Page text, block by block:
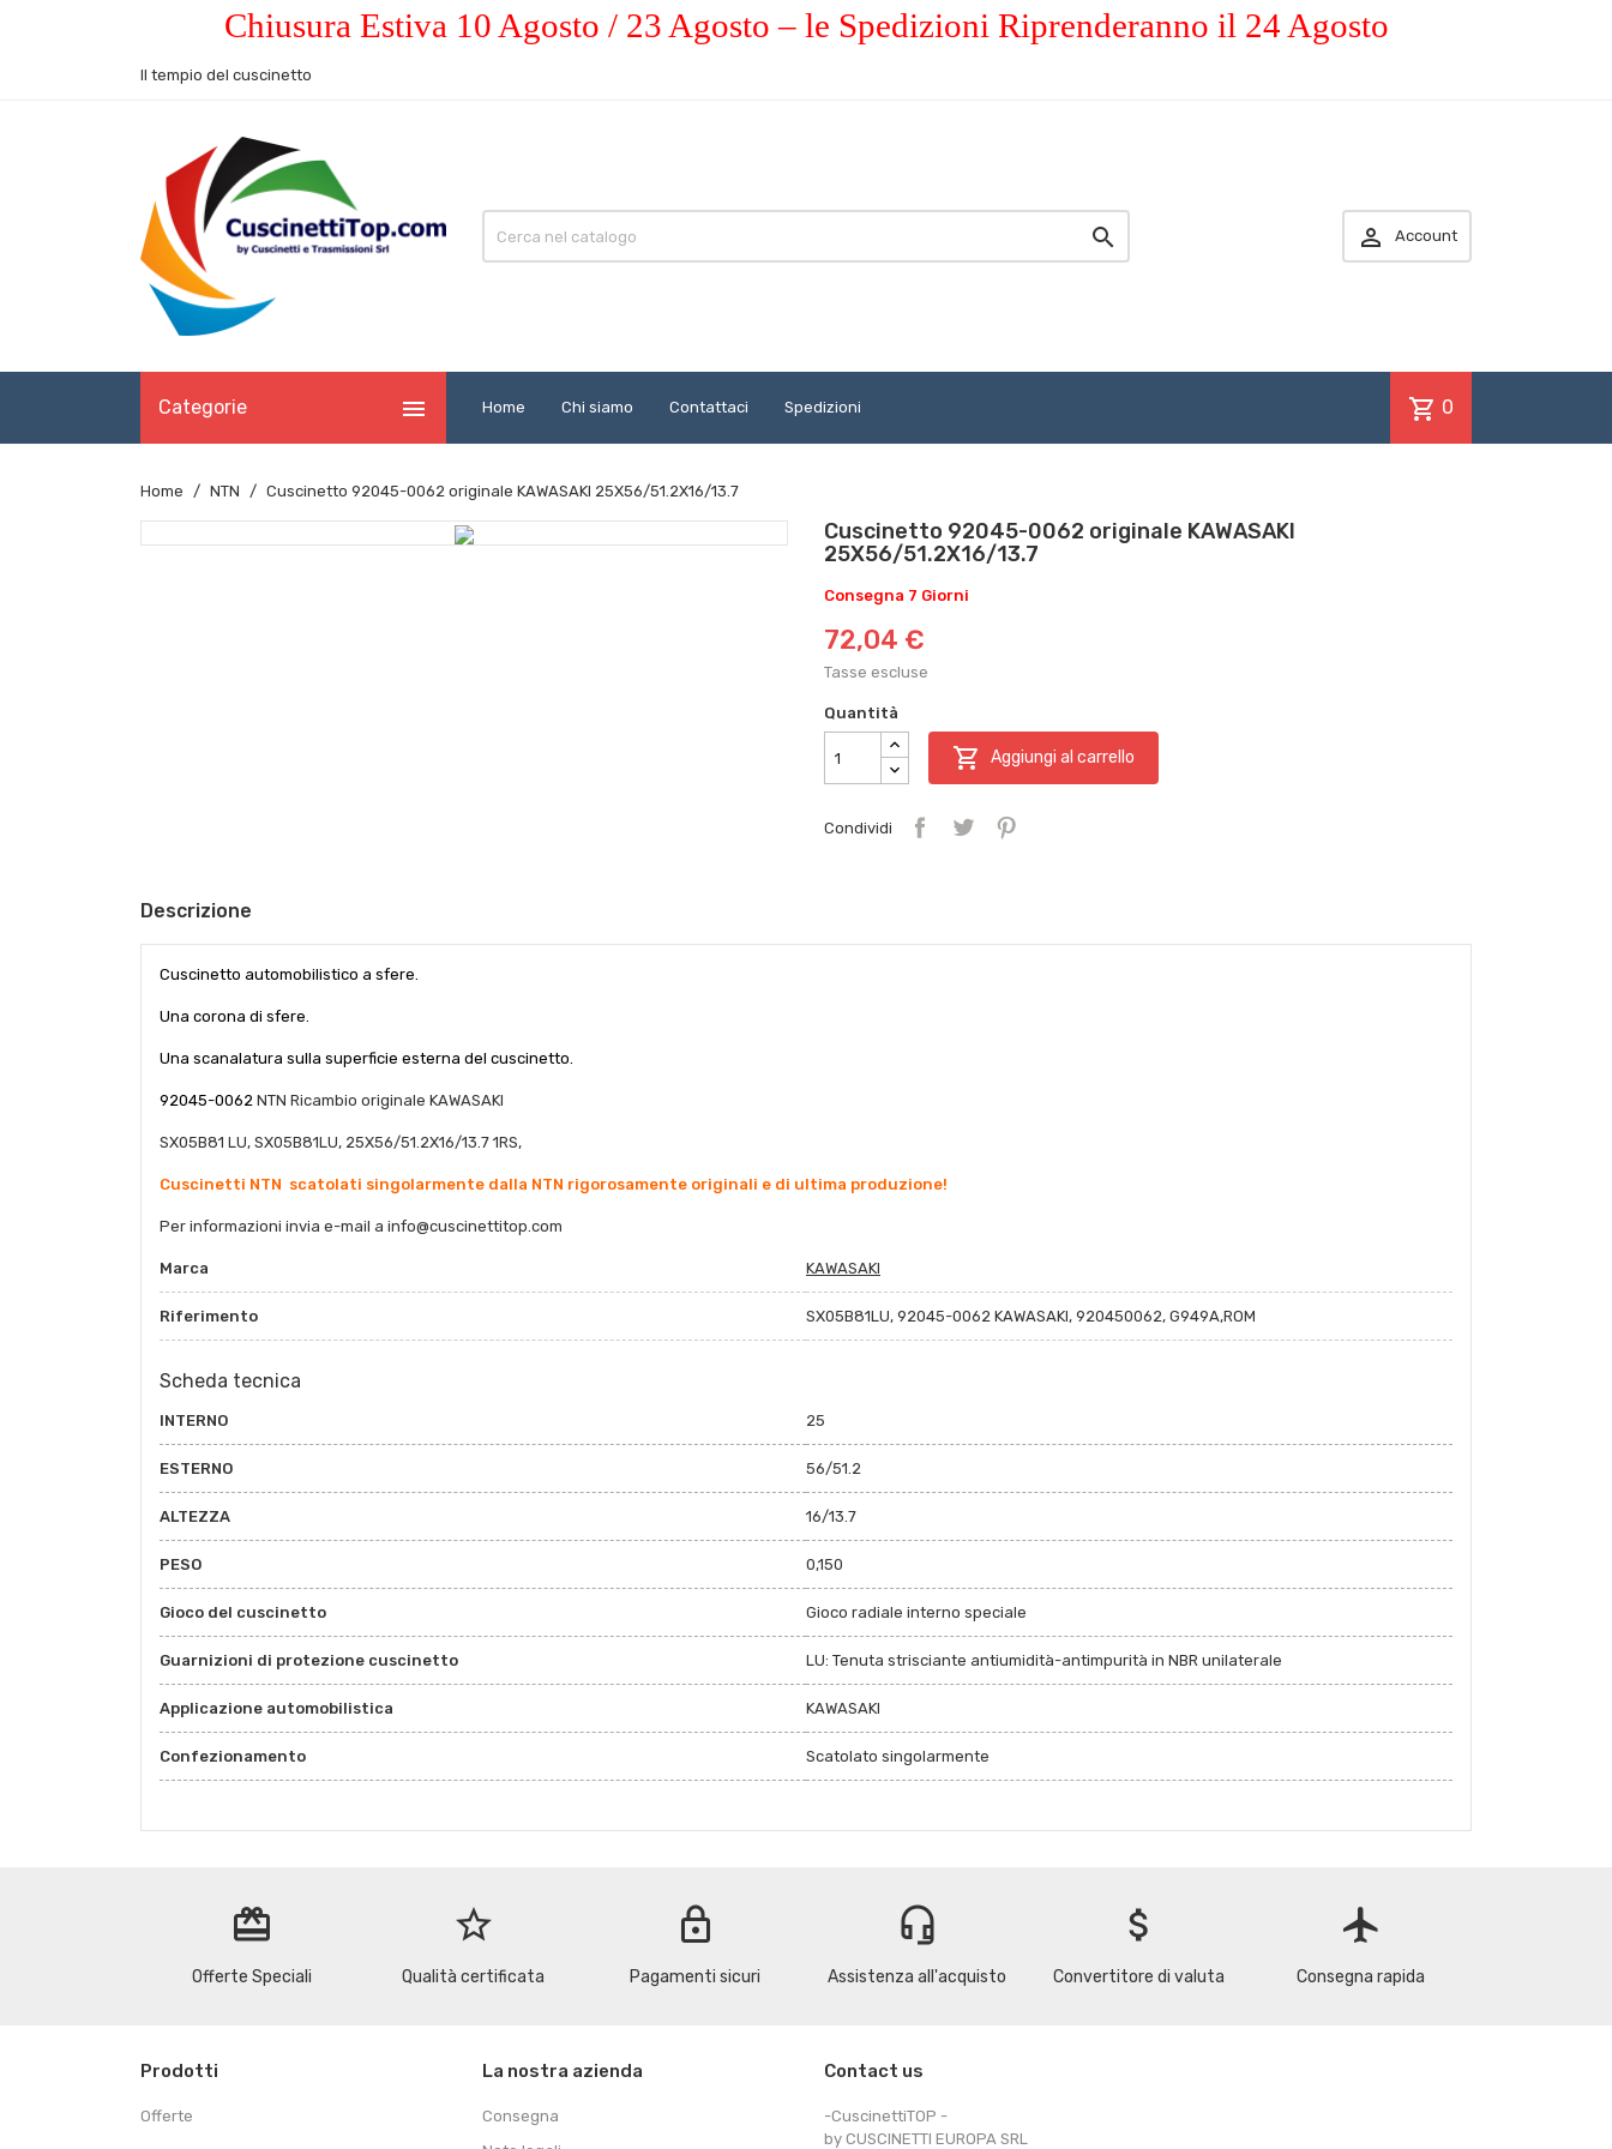
Chiusura Estiva 10 Agosto / 23 Agosto – le Spedizioni Riprenderanno il 24 Agosto
Il tempio del cuscinetto
  Account
Categorie  Home Chi siamo Contattaci Spedizioni shopping_cart 0
Home NTN Cuscinetto 92045-0062 originale KAWASAKI 25X56/51.2X16/13.7
Cuscinetto 92045-0062 originale KAWASAKI
25X56/51.2X16/13.7
Consegna 7 Giorni
72,04 €
Tasse escluse
Quantità
 Aggiungi al carrello
Condividi
Descrizione
Cuscinetto automobilistico a sfere.
Una corona di sfere.
Una scanalatura sulla superficie esterna del cuscinetto.
92045-0062 NTN Ricambio originale KAWASAKI
SX05B81 LU, SX05B81LU, 25X56/51.2X16/13.7 1RS,
Cuscinetti NTN scatolati singolarmente dalla NTN rigorosamente originali e di ultima produzione!
Per informazioni invia e-mail a info@cuscinettitop.com
Marca KAWASAKI
Riferimento SX05B81LU, 92045-0062 KAWASAKI, 920450062, G949A,ROM
Scheda tecnica
INTERNO 25
ESTERNO 56/51.2
ALTEZZA 16/13.7
PESO 0,150
Gioco del cuscinetto Gioco radiale interno speciale
Guarnizioni di protezione cuscinetto LU: Tenuta strisciante antiumidità-antimpurità in NBR unilaterale
Applicazione automobilistica KAWASAKI
Confezionamento Scatolato singolarmente
redeem
Offerte Speciali
star_border
Qualità certificata
lock
Pagamenti sicuri
headset_mic
Assistenza all'acquisto
attach_money
Convertitore di valuta
flight
Consegna rapida
Prodotti
Offerte
La nostra azienda
Consegna
Contact us
-CuscinettiTOP -
by CUSCINETTI EUROPA SRL